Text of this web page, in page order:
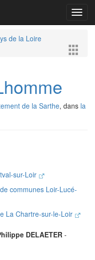
de la Loire
de la Sarthe, dans la
sur-Loir
communes Loir-Lucé-
La Chartre-sur-le-Loir
DELAETER -